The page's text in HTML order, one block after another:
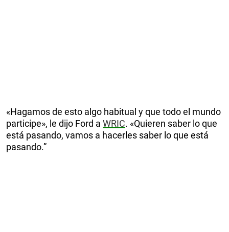
«Hagamos de esto algo habitual y que todo el mundo
participe», le dijo Ford a WRIC. «Quieren saber lo que
está pasando, vamos a hacerles saber lo que está
pasando.”